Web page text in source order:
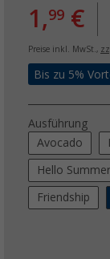
1,99 €
Preise inkl. MwSt.,
Bis zu 5%
Ausführung
Avocado
Hello Summer
Friendship